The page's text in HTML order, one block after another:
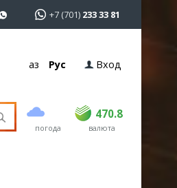
+7 (701) 233 33 81
Қаз Рус Вход
погода
470.8
USD 468.5 470.8
EUR валюта